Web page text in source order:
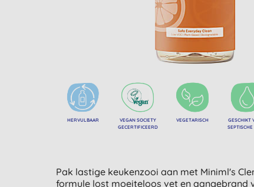
HERVULBAAR
VEGAN SOCIETY
GECERTIFICEERD
VEGETARISCH
GESCHIKT
SEPTISCHE
Pak lastige keukenzooi aan met Miniml's
formule lost moeiteloos vet en aangebrand